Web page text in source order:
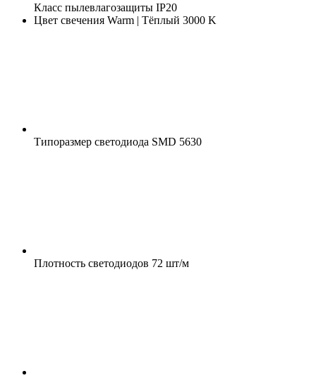
Класс пылевлагозащиты IP20
Цвет свечения Warm | Тёплый 3000 K
Типоразмер светодиода SMD 5630
Плотность светодиодов 72 шт/м